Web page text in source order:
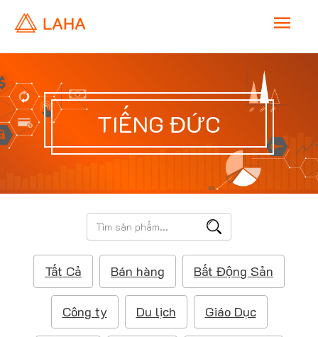
M
a
i
n
n
u
TIẾNG ĐỨC
T
ì
m
i
ế
m
Tất Cả Bán hàng Bất Động Sản
Công ty Du lịch Giáo Dục